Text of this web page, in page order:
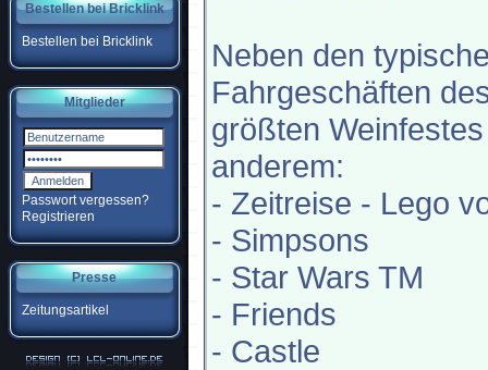
Bestellen bei Bricklink
Bestellen bei Bricklink
Mitglieder
Passwort vergessen?
Registrieren
Presse
Zeitungsartikel
Neben den
Fahrgeschäften
größten
anderem:
- Zeitreise - Lego
- Simpsons
- Star Wars TM
- Friends
- Castle